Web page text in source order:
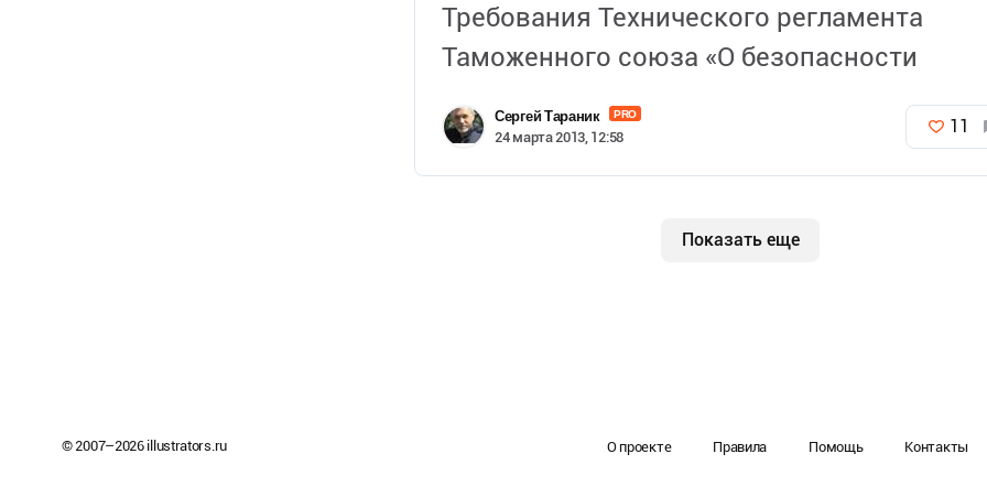
Требования Технического регламента
Таможенного союза «О безопасности
продукции, предназначенной для детей
и подростков», вступившие в силу с 1
создают серьезные проблемы для
Сергей Тараник PRO
24 марта 2013, 12:58
11
Показать еще
© 2007–2026illustrators.ru О проекте Правила Помощь Контакты